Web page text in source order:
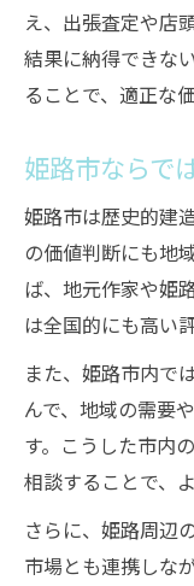
え、出張査定や店
結果に納得できな
ることで、適正な
姫路市ならで
姫路市は歴史的建
の価値判断にも地
ば、地元作家や姫
は全国的にも高い
また、姫路市内で
んで、地域の需要
す。こうした市内
相談することで、
さらに、姫路周辺
市場とも連携しな